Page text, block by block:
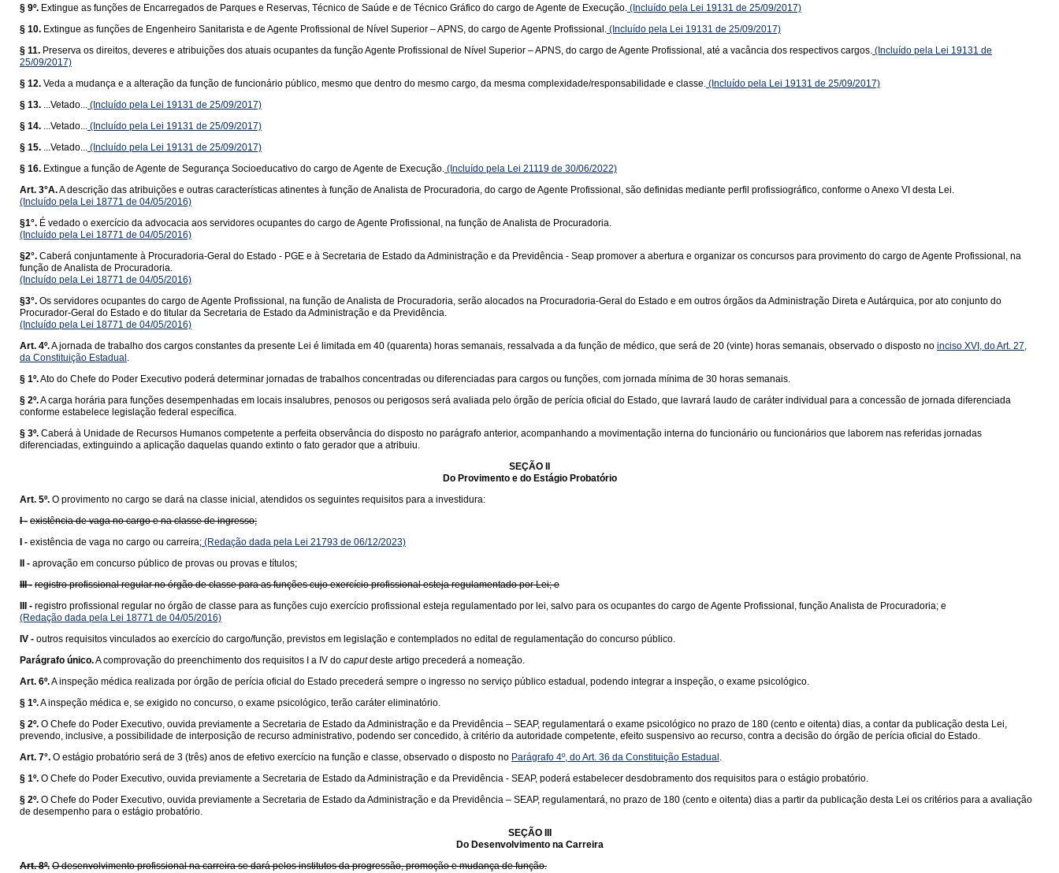
§ 9º. Extingue as funções de Encarregados de Parques e Reservas, Técnico de Saúde e de Técnico Gráfico do cargo de Agente de Execução. (Incluído pela Lei 19131 de 25/09/2017)
§ 10. Extingue as funções de Engenheiro Sanitarista e de Agente Profissional de Nível Superior – APNS, do cargo de Agente Profissional. (Incluído pela Lei 19131 de 25/09/2017)
§ 11. Preserva os direitos, deveres e atribuições dos atuais ocupantes da função Agente Profissional de Nível Superior – APNS, do cargo de Agente Profissional, até a vacância dos respectivos cargos. (Incluído pela Lei 19131 de
25/09/2017)
§ 12. Veda a mudança e a alteração da função de funcionário público, mesmo que dentro do mesmo cargo, da mesma complexidade/responsabilidade e classe. (Incluído pela Lei 19131 de 25/09/2017)
§ 13. ...Vetado... (Incluído pela Lei 19131 de 25/09/2017)
§ 14. ...Vetado... (Incluído pela Lei 19131 de 25/09/2017)
§ 15. ...Vetado... (Incluído pela Lei 19131 de 25/09/2017)
§ 16. Extingue a função de Agente de Segurança Socioeducativo do cargo de Agente de Execução. (Incluído pela Lei 21119 de 30/06/2022)
Art. 3°A.A descrição das atribuições e outras características atinentes à função de Analista de Procuradoria, do cargo de Agente Profissional, são definidas mediante perfil profissiográfico, conforme o Anexo VI desta Lei.
(Incluído pela Lei 18771 de 04/05/2016)
§1°. É vedado o exercício da advocacia aos servidores ocupantes do cargo de Agente Profissional, na função de Analista de Procuradoria.
(Incluído pela Lei 18771 de 04/05/2016)
§2°. Caberá conjuntamente à Procuradoria-Geral do Estado - PGE e à Secretaria de Estado da Administração e da Previdência - Seap promover a abertura e organizar os concursos para provimento do cargo de Agente Profissional, na
função de Analista de Procuradoria.
(Incluído pela Lei 18771 de 04/05/2016)
§3°. Os servidores ocupantes do cargo de Agente Profissional, na função de Analista de Procuradoria, serão alocados na Procuradoria-Geral do Estado e em outros órgãos da Administração Direta e Autárquica, por ato conjunto do
Procurador-Geral do Estado e do titular da Secretaria de Estado da Administração e da Previdência.
(Incluído pela Lei 18771 de 04/05/2016)
Art. 4º.A jornada de trabalho dos cargos constantes da presente Lei é limitada em 40 (quarenta) horas semanais, ressalvada a da função de médico, que será de 20 (vinte) horas semanais, observado o disposto no inciso XVI, do Art. 27,
da Constituição Estadual .
§ 1º.Ato do Chefe do Poder Executivo poderá determinar jornadas de trabalhos concentradas ou diferenciadas para cargos ou funções, com jornada mínima de 30 horas semanais.
§ 2º.A carga horária para funções desempenhadas em locais insalubres, penosos ou perigosos será avaliada pelo órgão de perícia oficial do Estado, que lavrará laudo de caráter individual para a concessão de jornada diferenciada
conforme estabelece legislação federal específica.
§ 3º. Caberá à Unidade de Recursos Humanos competente a perfeita observância do disposto no parágrafo anterior, acompanhando a movimentação interna do funcionário ou funcionários que laborem nas referidas jornadas
diferenciadas, extinguindo a aplicação daquelas quando extinto o fato gerador que a atribuiu.
SEÇÃO II
Do Provimento e do Estágio Probatório
Art. 5º. O provimento no cargo se dará na classe inicial, atendidos os seguintes requisitos para a investidura:
I - existência de vaga no cargo e na classe de ingresso;
I - existência de vaga no cargo ou carreira; (Redação dada pela Lei 21793 de 06/12/2023)
II - aprovação em concurso público de provas ou provas e títulos;
III - registro profissional regular no órgão de classe para as funções cujo exercício profissional esteja regulamentado por Lei; e
III - registro profissional regular no órgão de classe para as funções cujo exercício profissional esteja regulamentado por lei, salvo para os ocupantes do cargo de Agente Profissional, função Analista de Procuradoria; e
(Redação dada pela Lei 18771 de 04/05/2016)
IV - outros requisitos vinculados ao exercício do cargo/função, previstos em legislação e contemplados no edital de regulamentação do concurso público.
Parágrafo único.A comprovação do preenchimento dos requisitos I a IV do caputdeste artigo precederá a nomeação.
Art. 6º.A inspeção médica realizada por órgão de perícia oficial do Estado precederá sempre o ingresso no serviço público estadual, podendo integrar a inspeção, o exame psicológico.
§ 1º.A inspeção médica e, se exigido no concurso, o exame psicológico, terão caráter eliminatório.
§ 2º. O Chefe do Poder Executivo, ouvida previamente a Secretaria de Estado da Administração e da Previdência – SEAP, regulamentará o exame psicológico no prazo de 180 (cento e oitenta) dias, a contar da publicação desta Lei,
prevendo, inclusive, a possibilidade de interposição de recurso administrativo, podendo ser concedido, à critério da autoridade competente, efeito suspensivo ao recurso, contra a decisão do órgão de perícia oficial do Estado.
Art. 7°. O estágio probatório será de 3 (três) anos de efetivo exercício na função e classe, observado o disposto no Parágrafo 4º, do Art. 36 da Constituição Estadual .
§ 1º. O Chefe do Poder Executivo, ouvida previamente a Secretaria de Estado da Administração e da Previdência - SEAP, poderá estabelecer desdobramento dos requisitos para o estágio probatório.
§ 2º. O Chefe do Poder Executivo, ouvida previamente a Secretaria de Estado da Administração e da Previdência – SEAP, regulamentará, no prazo de 180 (cento e oitenta) dias a partir da publicação desta Lei os critérios para a avaliação
de desempenho para o estágio probatório.
SEÇÃO III
Do Desenvolvimento na Carreira
Art. 8º. O desenvolvimento profissional na carreira se dará pelos institutos da progressão, promoção e mudança de função.